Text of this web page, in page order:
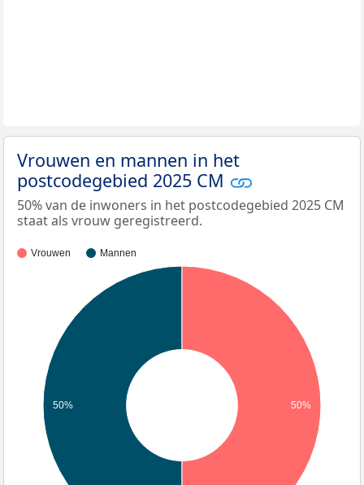
Vrouwen en mannen in het
postcodegebied 2025 CM
50% van de inwoners in het postcodegebied 2025 CM
staat als vrouw geregistreerd.
Vrouwen Mannen
50% 50%